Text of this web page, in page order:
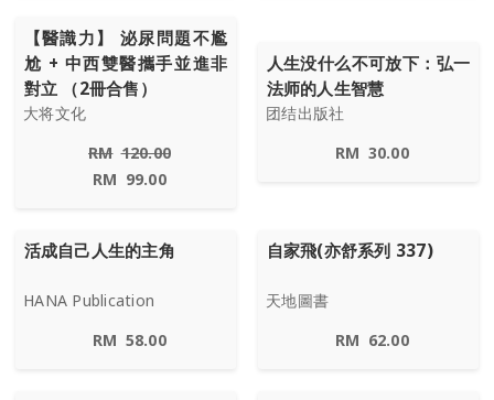
【醫識力】 泌尿問題不尷
尬 + 中西雙醫攜手並進非
對立 （2冊合售）
大将文化
RM 120.00
RM 99.00
人生没什么不可放下：弘一
法师的人生智慧
团结出版社
RM 30.00
活成自己人生的主角
HANA Publication
RM 58.00
自家飛(亦舒系列 337)
天地圖書
RM 62.00